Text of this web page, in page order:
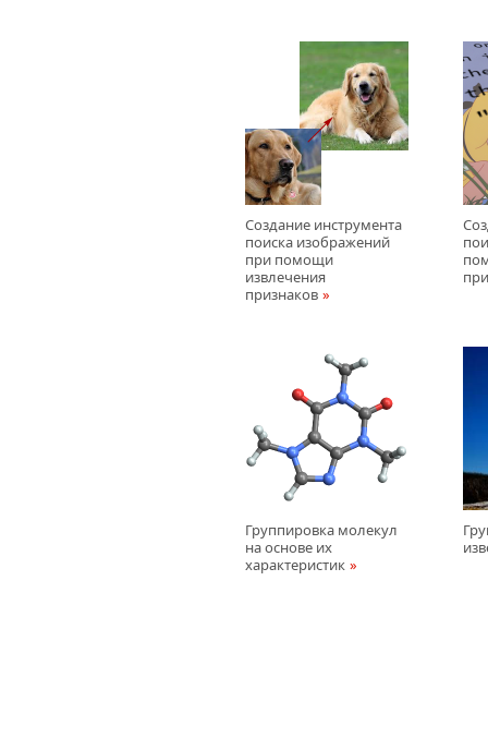
Создание инструмента
поиска изображений
при помощи
извлечения
признаков
Группировка молекул
на основе их
характеристик